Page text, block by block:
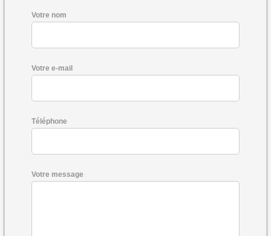
Votre nom
Votre e-mail
Téléphone
Votre message